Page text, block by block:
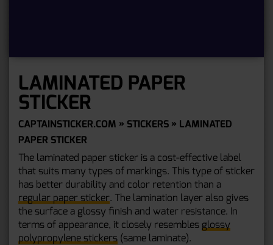
LAMINATED PAPER
STICKER
CAPTAINSTICKER.COM » STICKERS » LAMINATED
PAPER STICKER
The laminated paper sticker is a cost-effective label
that suits many types of markings. This type of sticker
has better durability and color retention than a
regular paper sticker. The lamination layer also gives
the surface a glossy finish and water resistance. In
terms of appearance, it closely resembles glossy
polypropylene stickers (same laminate).